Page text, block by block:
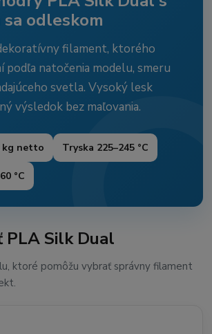
sa odleskom
filament, ktorého
podľa natočenia modelu, smeru
svetla. Vysoký lesk
výsledok bez maľovania.
kg netto Tryska 225–245 °C
°C
PLA Silk Dual
ktoré pomôžu vybrať správny filament